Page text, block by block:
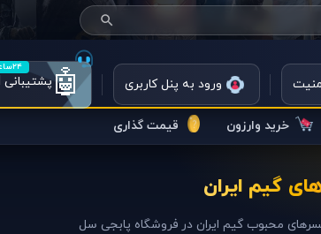
ورود به پنل کاربری
۲۴ساعته 🤖پشتیبانی AI
خرید وارزون قیمت گذاری
گیم ایران
محبوب گیم ایران در فروشگاه پابجی سل